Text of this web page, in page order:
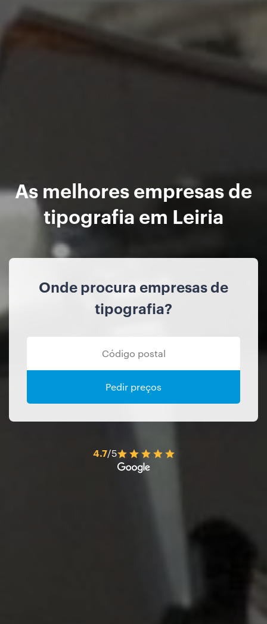
As melhores empresas de
tipografia em Leiria
Onde procura empresas de
tipografia?
Pedir preços
4.7/5